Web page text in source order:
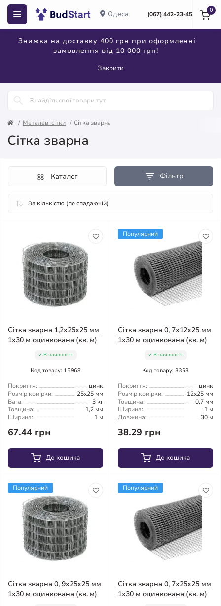
Одеса (067) 442-23-45
Знижка на доставку 400 грн при оформленні
замовлення від 10 000 грн!
Закрити
0
Металеві сітки Сітка зварна
Сітка зварна
Фільтр
Каталог
Сітка зварна 1,2x25x25 мм
1x30 м оцинкована (кв. м)
В наявності
Код товару: 15968
Покриття:
цинк
Розмір комірки:
25x25 мм
Вага:
3 кг
Товщина:
1,2 мм
Ширина:
1 м
67.44 грн
До кошика
Популярний
Сітка зварна 0, 7x12x25 мм
1x30 м оцинкована (кв. м)
В наявності
Код товару: 3353
Покриття:
цинк
Розмір комірки:
12x25 мм
Товщина:
0,7 мм
Ширина:
1 м
Довжина:
30 м
38.29 грн
До кошика
Популярний
Сітка зварна 0, 9x25x25 мм
1x30 м оцинкована (кв. м)
Популярний
Сітка зварна 0, 7x25x25 мм
1x30 м оцинкована (кв. м)